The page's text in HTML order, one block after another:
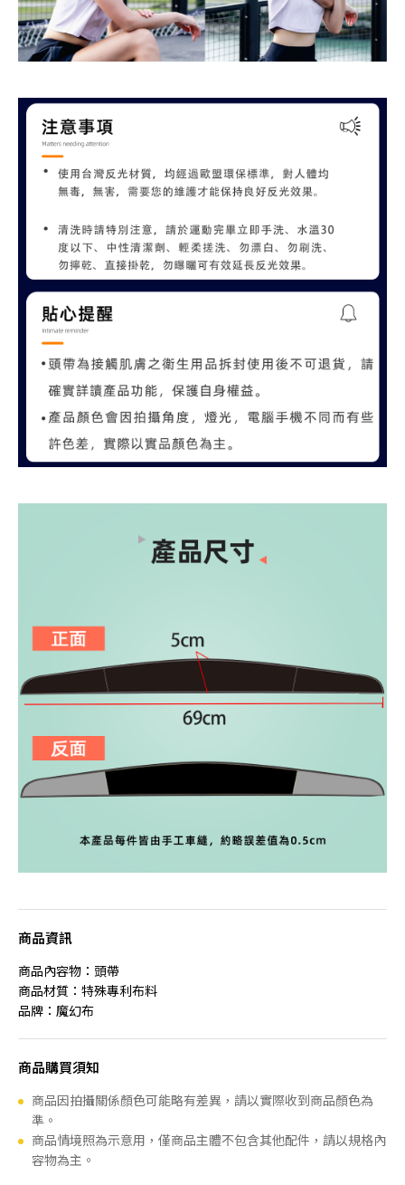
商品資訊
商品內容物：頭帶
商品材質：特殊專利布料
品牌：魔幻布
商品購買須知
商品因拍攝關係顏色可能略有差異，請以實際收到商品顏色為
準。
商品情境照為示意用，僅商品主體不包含其他配件，請以規格內
容物為主。